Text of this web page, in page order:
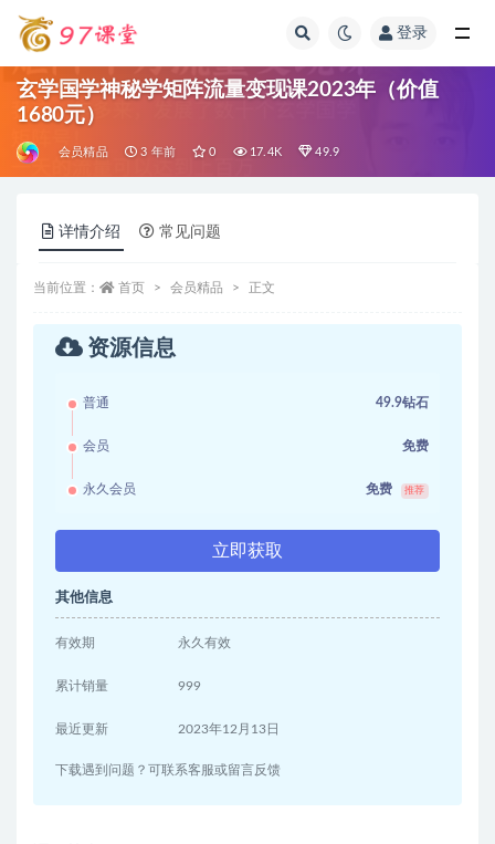
登录
玄学国学神秘学矩阵流量变现课2023年（价值
1680元）
会员精品 3 年前 0 17.4K 49.9
详情介绍 常见问题
当前位置： 首页 会员精品 正文
资源信息
普通 49.9钻石
会员 免费
永久会员 免费 推荐
立即获取
其他信息
有效期 永久有效
累计销量 999
最近更新 2023年12月13日
下载遇到问题？可联系客服或留言反馈